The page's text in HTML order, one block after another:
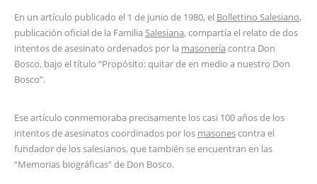
En un artículo publicado el 1 de junio de 1980, el Bollettino Salesiano,
publicación oficial de la Familia Salesiana, compartía el relato de dos
intentos de asesinato ordenados por la masonería contra Don
Bosco, bajo el título “Propósito: quitar de en medio a nuestro Don
Bosco”.
Ese artículo conmemoraba precisamente los casi 100 años de los
intentos de asesinatos coordinados por los masonescontra el
fundador de los salesianos, que también se encuentran en las
“Memorias biográficas” de Don Bosco.